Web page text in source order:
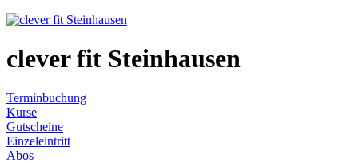
clever fit Steinhausen
Terminbuchung
Kurse
Gutscheine
Einzeleintritt
Abos